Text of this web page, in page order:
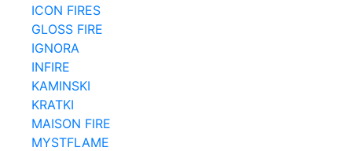
ICON FIRES
GLOSS FIRE
IGNORA
INFIRE
KAMINSKI
KRATKI
MAISON FIRE
MYSTFLAME